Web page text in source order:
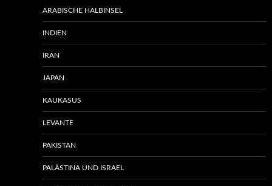
ARABISCHE HALBINSEL
INDIEN
IRAN
JAPAN
KAUKASUS
LEVANTE
PAKISTAN
PALÄSTINA UND ISRAEL